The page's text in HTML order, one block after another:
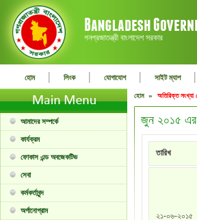
গনপ্রজাতন্ত্রী বাংলাদেশ সরকার
হোম | লিংক | যোগাযোগ | সাইট ম্যাপ |
আমাদের সম্পর্কে
কার্যক্রম
ফোকাস এন্ড অবজেকটিভ
সেবা
কর্মকর্তাবৃন্দ
অর্গানোগ্রাম
হোম » অতিরিক্ত সংখ্যা
জুন ২০১৫ এর
তারিখ
২১-০৬-২০১৫